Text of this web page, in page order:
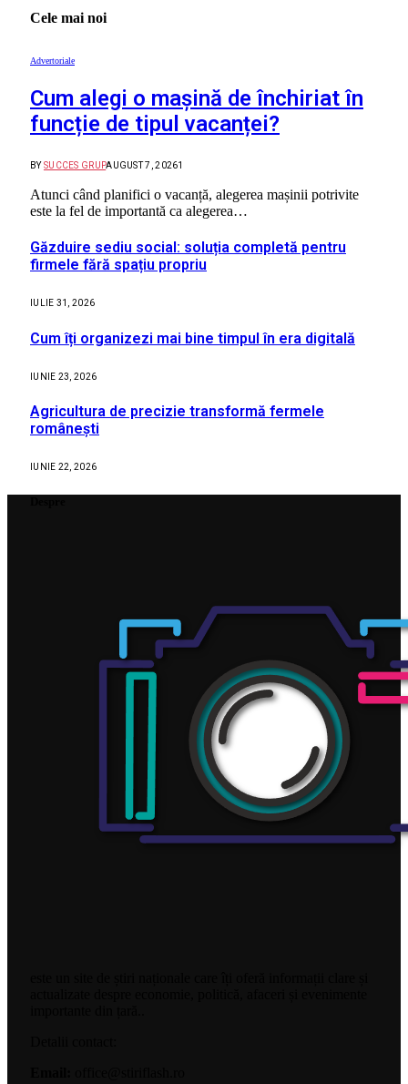
Cele mai noi
Advertoriale
Cum alegi o mașină de închiriat în
funcție de tipul vacanței?
BY SUCCES GRUPAUGUST 7, 20261
Atunci când planifici o vacanță, alegerea mașinii potrivite
este la fel de importantă ca alegerea…
Găzduire sediu social: soluția completă pentru
firmele fără spațiu propriu
IULIE 31, 2026
Cum îți organizezi mai bine timpul în era digitală
IUNIE 23, 2026
Agricultura de precizie transformă fermele
românești
IUNIE 22, 2026